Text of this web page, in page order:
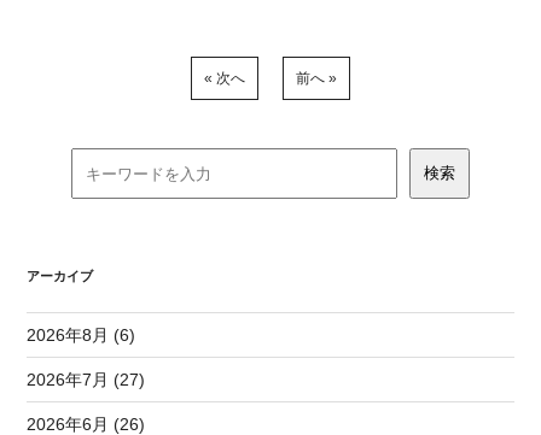
« 次へ 前へ »
アーカイブ
2026年8月 (6)
2026年7月 (27)
2026年6月 (26)